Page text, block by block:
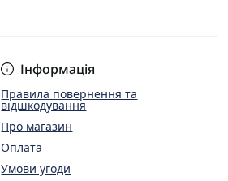
Інформація
Правила повернення та
відшкодування
Про магазин
Оплата
Умови угоди